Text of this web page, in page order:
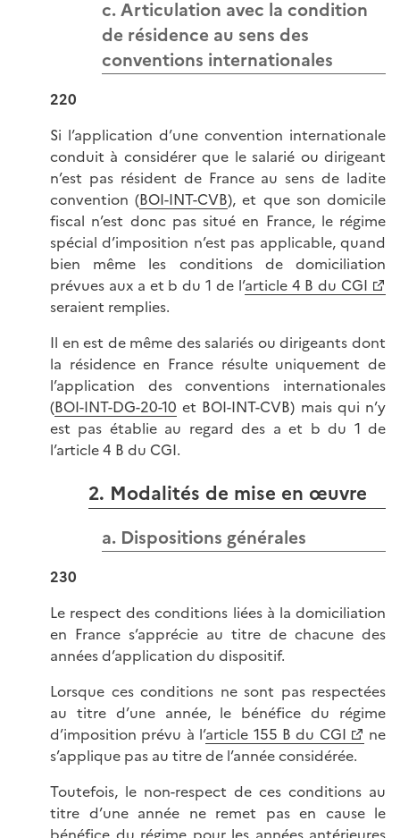
c. Articulation avec la condition
de résidence au sens des
conventions internationales
220
Si l’application d’une convention internationale
conduit à considérer que le salarié ou dirigeant
n’est pas résident de France au sens de ladite
convention (BOI-INT-CVB), et que son domicile
fiscal n’est donc pas situé en France, le régime
spécial d’imposition n’est pas applicable, quand
bien même les conditions de domiciliation
prévues aux a et b du 1 de l’article 4 B du CGI
seraient remplies.
Il en est de même des salariés ou dirigeants dont
la résidence en France résulte uniquement de
l’application des conventions internationales
(BOI-INT-DG-20-10 et BOI-INT-CVB) mais qui n’y
est pas établie au regard des a et b du 1 de
l’article 4 B du CGI.
2. Modalités de mise en œuvre
a. Dispositions générales
230
Le respect des conditions liées à la domiciliation
en France s’apprécie au titre de chacune des
années d’application du dispositif.
Lorsque ces conditions ne sont pas respectées
au titre d’une année, le bénéfice du régime
d’imposition prévu à l’article 155 B du CGI
ne
s’applique pas au titre de l’année considérée.
Toutefois, le non-respect de ces conditions au
titre d’une année ne remet pas en cause le